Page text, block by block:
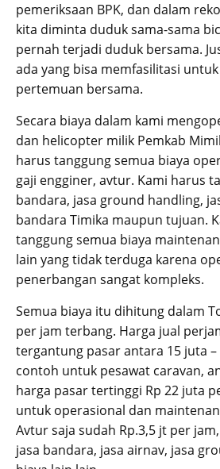
pemeriksaan BPK, dan dalam
kita diminta duduk sama-sama
pernah terjadi duduk bersama.
ada yang bisa memfasilitasi
pertemuan bersama.
Secara biaya dalam kami
dan helicopter milik Pemkab
harus tanggung semua biaya
gaji engginer, avtur. Kami harus
bandara, jasa ground handling,
bandara Timika maupun tujuan.
tanggung semua biaya
lain yang tidak terduga karena
penerbangan sangat kompleks.
Semua biaya itu dihitung dalam
per jam terbang. Harga jual
tergantung pasar antara 15 juta –
contoh untuk pesawat caravan,
harga pasar tertinggi Rp 22 juta
untuk operasional dan
Avtur saja sudah Rp.3,5 jt per
jasa bandara, jasa airnav, jasa